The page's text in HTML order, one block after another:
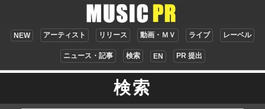
NEW アーティスト リリース 動画・ＭＶ ライブ レーベル
ニュース・記事 検索 EN PR 提出
検索